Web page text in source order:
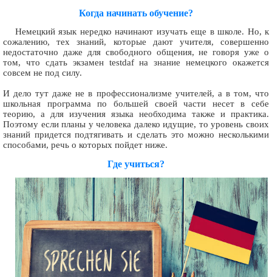
Когда начинать обучение?
Немецкий язык нередко начинают изучать еще в школе. Но, к
сожалению, тех знаний, которые дают учителя, совершенно
недостаточно даже для свободного общения, не говоря уже о
том, что сдать экзамен testdaf на знание немецкого окажется
совсем не под силу.
И дело тут даже не в профессионализме учителей, а в том, что
школьная программа по большей своей части несет в себе
теорию, а для изучения языка необходима также и практика.
Поэтому если планы у человека далеко идущие, то уровень своих
знаний придется подтягивать и сделать это можно несколькими
способами, речь о которых пойдет ниже.
Где учиться?